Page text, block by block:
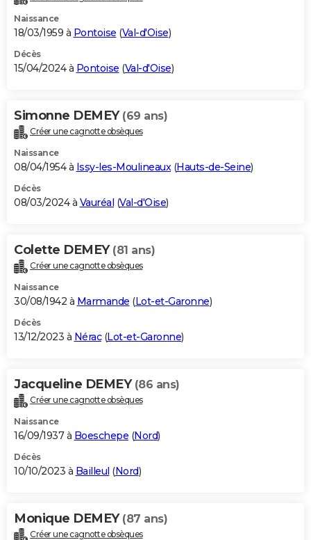
Naissance
18/03/1959 à Pontoise (Val-d'Oise)
Décès
15/04/2024 à Pontoise (Val-d'Oise)
Simonne DEMEY (69 ans)
Créer une cagnotte obsèques
Naissance
08/04/1954 à Issy-les-Moulineaux(Hauts-de-Seine)
Décès
08/03/2024 à Vauréal (Val-d'Oise)
Colette DEMEY (81 ans)
Créer une cagnotte obsèques
Naissance
30/08/1942 à Marmande (Lot-et-Garonne)
Décès
13/12/2023 à Nérac(Lot-et-Garonne)
Jacqueline DEMEY (86 ans)
Créer une cagnotte obsèques
Naissance
16/09/1937 à Boeschepe (Nord)
Décès
10/10/2023 à Bailleul (Nord)
Monique DEMEY (87 ans)
Créer une cagnotte obsèques